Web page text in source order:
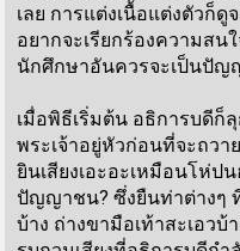
เลย การแต่งเนื้อแต่งตัวก็ดู
อยากจะเรียกร้องความสน
นักศึกษาอันควรจะเป็นปั
เมื่อพิธีเริ่มต้น อธิการบดีก็
พระเจ้าอยู่หัวก่อนที่จะถว
ยินเสียงเอะอะเหมือนโห่ป
ปัญญาชน? ซึ่งยืนท่าต่างๆ
บ้าง ถ่างขามือเท้าสะเอวบ้